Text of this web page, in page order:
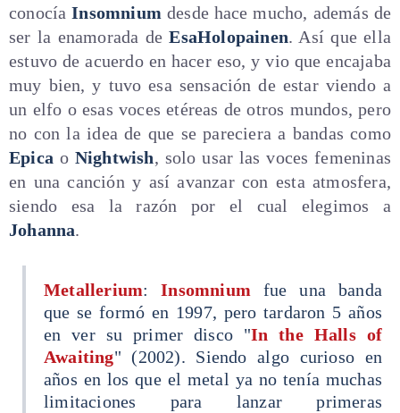
conocíaInsomnium desde hace mucho, además de
ser la enamorada deEsaHolopainen. Así que ella
estuvo de acuerdo en hacer eso, y vio que encajaba
muy bien, y tuvo esa sensación de estar viendo a
un elfo o esas voces etéreas de otros mundos, pero
no con la idea de que se pareciera a bandas como
Epica o Nightwish, solo usar las voces femeninas
en una canción y así avanzar con esta atmosfera,
siendo esa la razón por el cual elegimos a
Johanna.
Metallerium:Insomnium fue una banda
que se formó en 1997, pero tardaron 5 años
en ver su primer disco "In the Halls of
Awaiting" (2002). Siendo algo curioso en
años en los que el metal ya no tenía muchas
limitaciones para lanzar primeras